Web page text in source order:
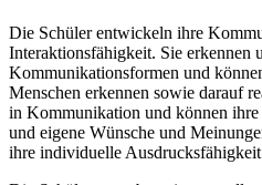
Die Schüler entwickeln ihre
Interaktionsfähigkeit. Sie erkennen
Kommunikationsformen und
Menschen erkennen sowie darauf
in Kommunikation und können
und eigene Wünsche und
ihre individuelle